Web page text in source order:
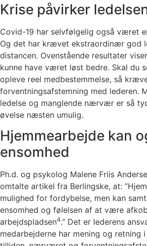
Krise påvirker
Covid-19 har selvfølgelig også været
Og det har krævet ekstraordinær god
distancen. Ovenstående resultater
kunne have været løst bedre. Skal du
opleve reel medbestemmelse, så
forventningsafstemning med lederen.
ledelse og manglende nærvær er så
øvelse næsten umulig.
Hjemmearbejde kan
ensomhed
Ph.d. og psykolog Malene Friis
omtalte artikel fra Berlingske, at:
mulighed for fordybelse, men kan
ensomhed og følelsen af at være
arbejdspladsen4.” Det er lederens
medarbejderne har mening og retning